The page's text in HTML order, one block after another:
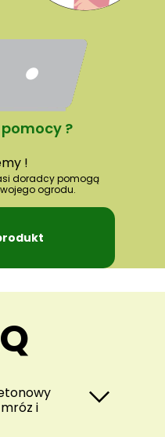
?
!
doradcy pomogą
ogrodu.
i